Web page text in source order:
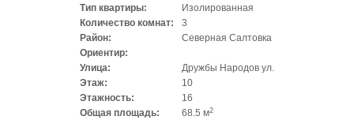
Тип квартиры:
Изолированная
Количество комнат:
3
Район:
Северная Салтовка
Ориентир:
Улица:
Дружбы Народов ул.
Этаж:
10
Этажность:
16
Общая площадь:
68.5 м2